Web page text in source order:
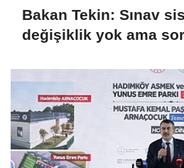
Bakan Tekin: Sınav
değişiklik yok ama